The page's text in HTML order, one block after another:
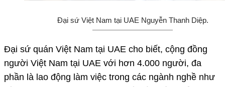
Đại sứ Việt Nam tại UAE Nguyễn Thanh Diệp.
Đại sứ quán Việt Nam tại UAE cho biết, cộng đồng
người Việt Nam tại UAE với hơn 4.000 người, đa
phần là lao động làm việc trong các ngành nghề như